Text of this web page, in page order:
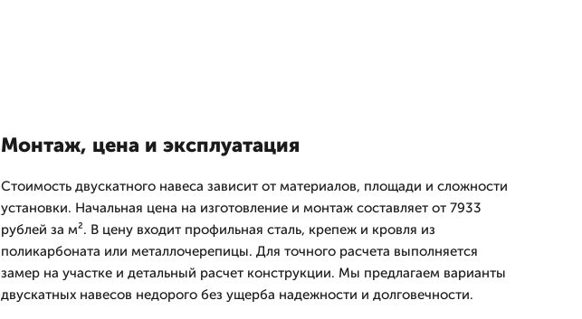
Монтаж, цена и эксплуатация
Стоимость двускатного навеса зависит от материалов, площади и сложности
установки. Начальная цена на изготовление и монтаж составляет от 7933
рублей за м². В цену входит профильная сталь, крепеж и кровля из
поликарбоната или металлочерепицы. Для точного расчета выполняется
замер на участке и детальный расчет конструкции. Мы предлагаем варианты
двускатных навесов недорого без ущерба надежности и долговечности.